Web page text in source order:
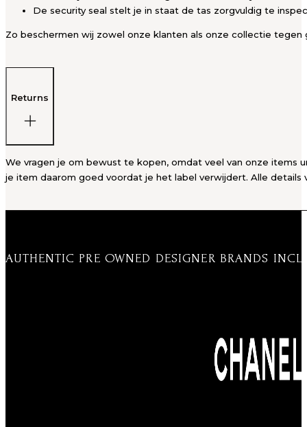
De security seal stelt je in staat de tas zorgvuldig te
Zo beschermen wij zowel onze klanten als onze collectie tegen
Returns
We vragen je om bewust te kopen, omdat veel van onze items
je item daarom goed voordat je het label verwijdert. Alle details
AUTHENTIC PRE OWNED DESIGNER BRANDS